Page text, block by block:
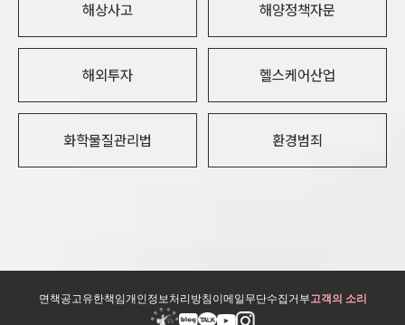
해상사고 해양정책자문
해외투자 헬스케어산업
화학물질관리법 환경범죄
면책공고유한책임개인정보처리방침이메일무단수집거부고객의 소리